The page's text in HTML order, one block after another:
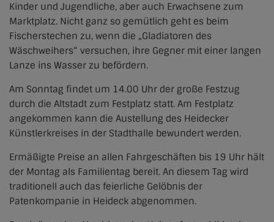
Kinder und Jugendliche, aber auch Erwachsene zum
Marktplatz. Nicht ganz so gemütlich geht es beim
Fischerstechen zu, wenn die „Gladiatoren des
Wäschweihers“ versuchen, ihre Gegner mit einer langen
Lanze ins Wasser zu befördern.
Am Sonntag findet um 14.00 Uhr der große Festzug
durch die Altstadt zum Festplatz statt. Am Festplatz
angekommen kann die Austellung des Heidecker
Künstlerkreises in der Stadthalle bewundert werden.
Ermäßigte Preise an allen Fahrgeschäften bis 19 Uhr hält
der Montag als Familientag bereit. An diesem Tag wird
traditionell auch das feierliche Gelöbnis der
Patenkompanie in Heideck abgenommen.